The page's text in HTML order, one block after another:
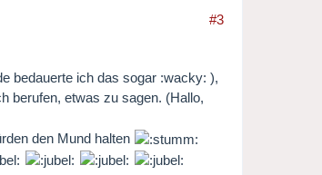
#3
bedauerte ich das sogar :wacky: ),
berufen, etwas zu sagen. (Hallo,
den Mund halten